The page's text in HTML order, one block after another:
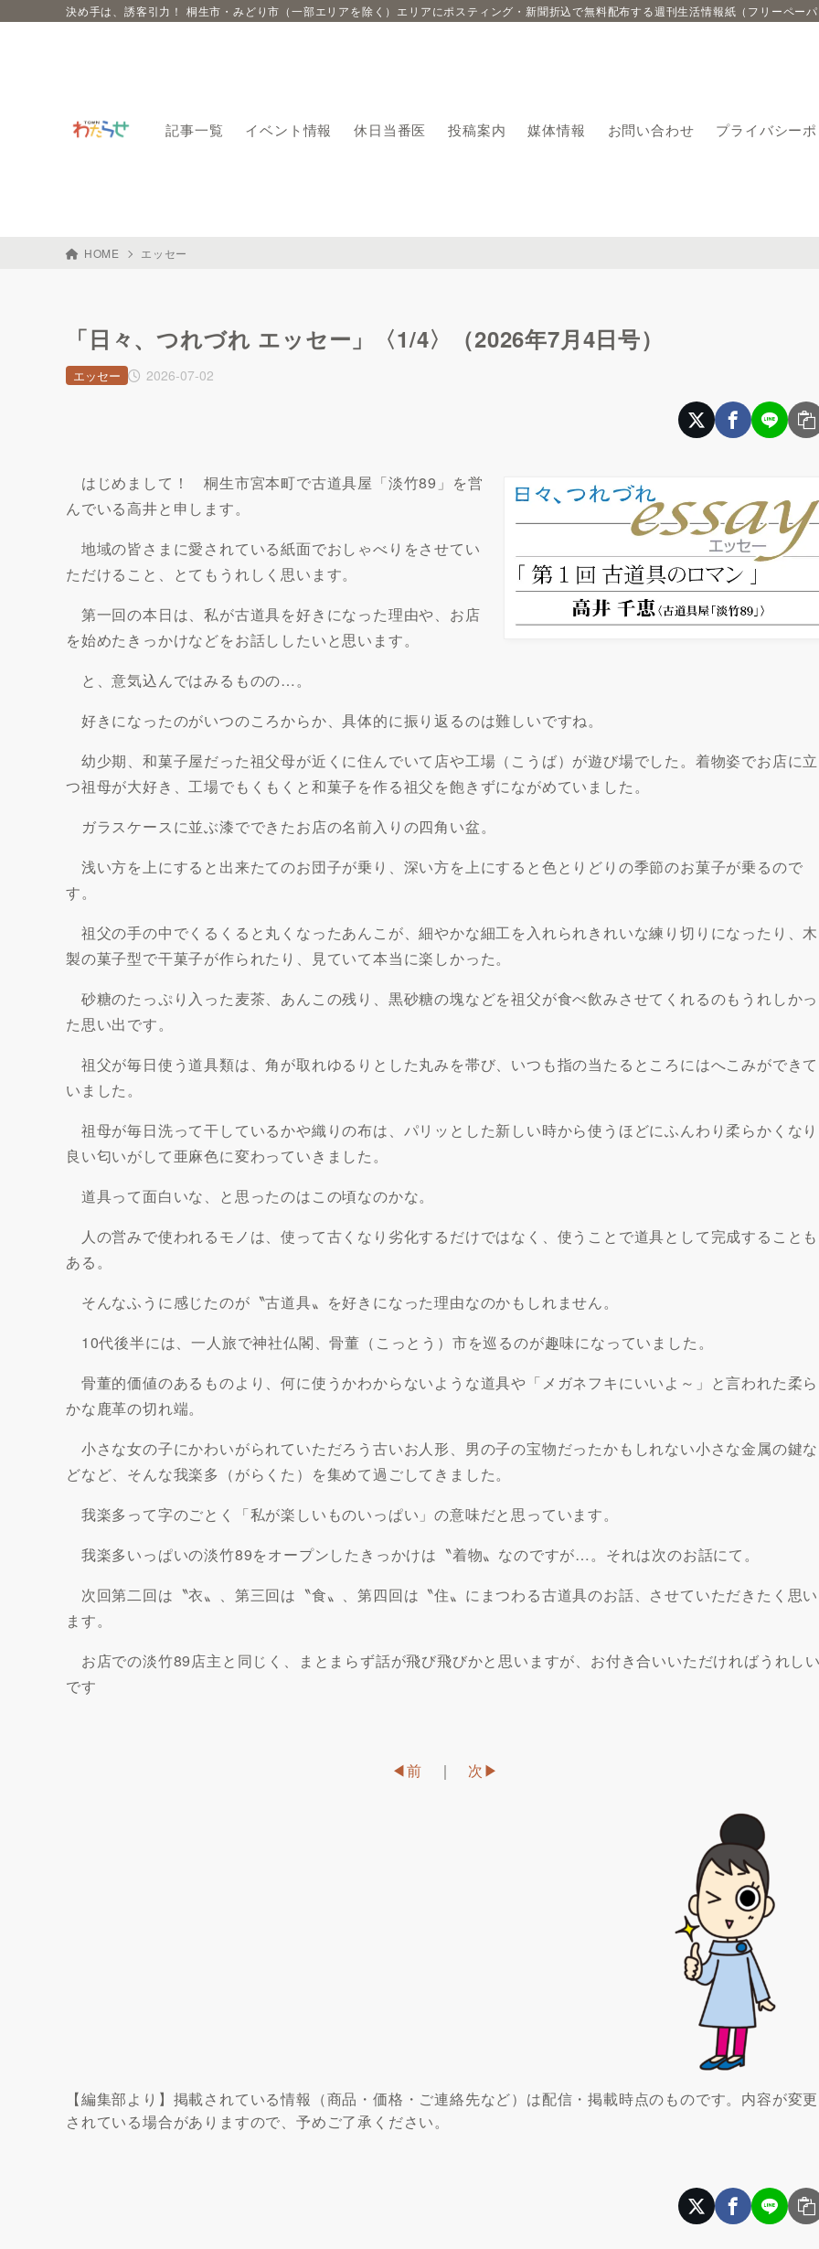
決め手は、誘客引力！ 桐生市・みどり市（一部エリアを除く）エリアにポスティング・新聞折込で無料配布する週刊生活情報紙（フリーペー
記事一覧 イベント情報 休日当番医 投稿案内 媒体情報 お問い合わせ プライバシー
HOME エッセー
「日々、つれづれ エッセー」〈1/4〉（2026年7月4日号）
2026-07-02
エッセー
はじめまして！ 桐生市宮本町で古道具屋「淡竹89」を営
んでいる高井と申します。
地域の皆さまに愛されている紙面でおしゃべりをさせてい
ただけること、とてもうれしく思います。
第一回の本日は、私が古道具を好きになった理由や、お店
を始めたきっかけなどをお話ししたいと思います。
と、意気込んではみるものの…。
好きになったのがいつのころからか、具体的に振り返るのは難しいですね。
幼少期、和菓子屋だった祖父母が近くに住んでいて店や工場（こうば）が遊び場でした。着物姿でお店に立
つ祖母が大好き、工場でもくもくと和菓子を作る祖父を飽きずにながめていました。
ガラスケースに並ぶ漆でできたお店の名前入りの四角い盆。
浅い方を上にすると出来たてのお団子が乗り、深い方を上にすると色とりどりの季節のお菓子が乗るので
す。
祖父の手の中でくるくると丸くなったあんこが、細やかな細工を入れられきれいな練り切りになったり、木
製の菓子型で干菓子が作られたり、見ていて本当に楽しかった。
砂糖のたっぷり入った麦茶、あんこの残り、黒砂糖の塊などを祖父が食べ飲みさせてくれるのもうれしかっ
た思い出です。
祖父が毎日使う道具類は、角が取れゆるりとした丸みを帯び、いつも指の当たるところにはへこみができて
いました。
祖母が毎日洗って干しているかや織りの布は、パリッとした新しい時から使うほどにふんわり柔らかくなり
良い匂いがして亜麻色に変わっていきました。
道具って面白いな、と思ったのはこの頃なのかな。
人の営みで使われるモノは、使って古くなり劣化するだけではなく、使うことで道具として完成することも
ある。
そんなふうに感じたのが〝古道具〟を好きになった理由なのかもしれません。
10代後半には、一人旅で神社仏閣、骨董（こっとう）市を巡るのが趣味になっていました。
骨董的価値のあるものより、何に使うかわからないような道具や「メガネフキにいいよ～」と言われた柔ら
かな鹿革の切れ端。
小さな女の子にかわいがられていただろう古いお人形、男の子の宝物だったかもしれない小さな金属の鍵な
どなど、そんな我楽多（がらくた）を集めて過ごしてきました。
我楽多って字のごとく「私が楽しいものいっぱい」の意味だと思っています。
我楽多いっぱいの淡竹89をオープンしたきっかけは〝着物〟なのですが…。それは次のお話にて。
次回第二回は〝衣〟、第三回は〝食〟、第四回は〝住〟にまつわる古道具のお話、させていただきたく思い
ます。
お店での淡竹89店主と同じく、まとまらず話が飛び飛びかと思いますが、お付き合いいただければうれし
です
◀︎前 ｜ 次▶︎
【編集部より】掲載されている情報（商品・価格・ご連絡先など）は配信・掲載時点のものです。内容が変更
されている場合がありますので、予めご了承ください。